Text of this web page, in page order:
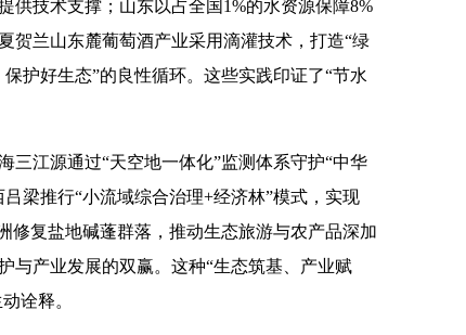
供技术支撑；山东以占全国1%的水资源保障8%
贺兰山东麓葡萄酒产业采用滴灌技术，打造“绿
护好生态”的良性循环。这些实践印证了“节水
江源通过“天空地一体化”监测体系守护“中华
梁推行“小流域综合治理+经济林”模式，实现
修复盐地碱蓬群落，推动生态旅游与农产品深加
与产业发展的双赢。这种“生态筑基、产业赋
诠释。